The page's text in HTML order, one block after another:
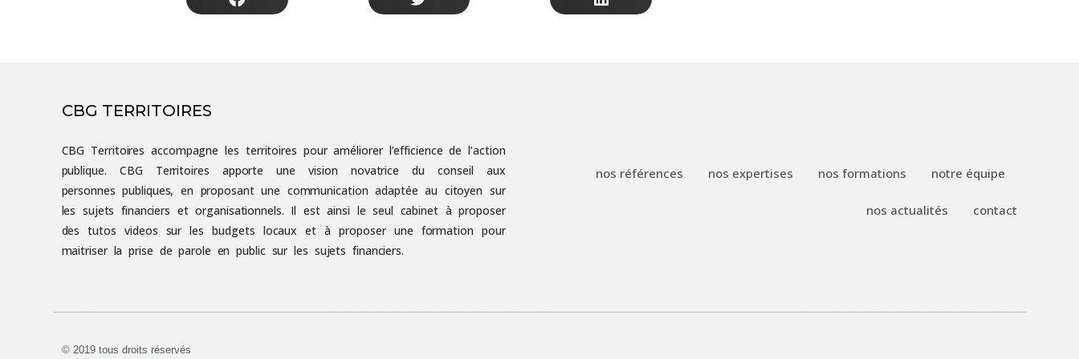
CBG TERRITOIRES
CBG Territoires accompagne les territoires pour améliorer l’efficience de l’action
publique. CBG Territoires apporte une vision novatrice du conseil aux
personnes publiques, en proposant une communication adaptée au citoyen sur
les sujets financiers et organisationnels. Il est ainsi le seul cabinet à proposer
des tutos videos sur les budgets locaux et à proposer une formation pour
maitriser la prise de parole en public sur les sujets financiers.
nos références nos expertises nos formations notre équipe
nos actualités contact
© 2019 tous droits réservés